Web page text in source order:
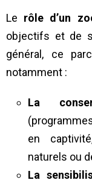
Le rôle d’un
objectifs et de
général, ce
notamment :
La
en
naturels ou
La